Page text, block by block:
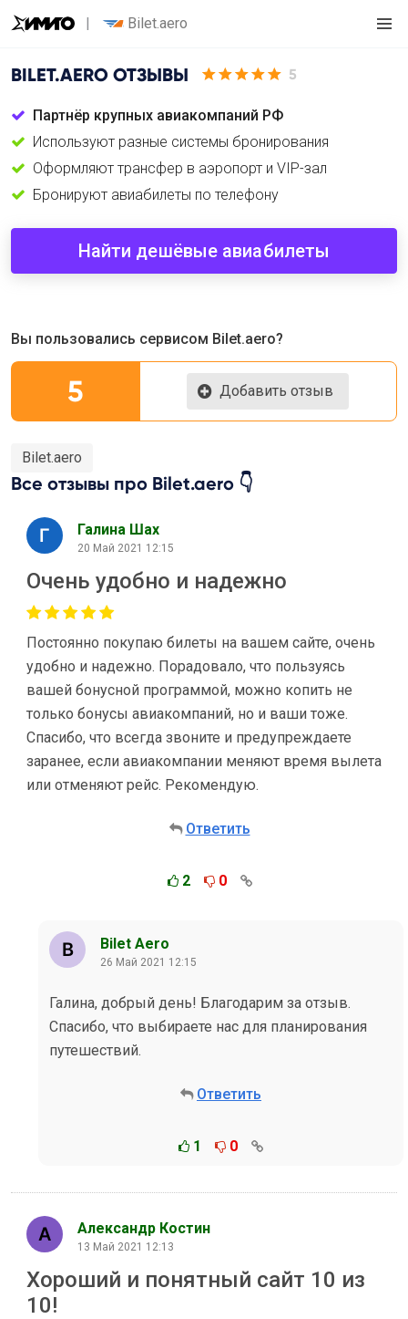
Bilet.aero
BILET.AERO ОТЗЫВЫ 5
Партнёр крупных авиакомпаний РФ
Используют разные системы бронирования
Оформляют трансфер в аэропорт и VIP-зал
Бронируют авиабилеты по телефону
Найти дешёвые авиабилеты
Вы пользовались сервисом Bilet.aero?
5 Добавить отзыв
Bilet.aero
Все отзывы про Bilet.aero 👇
Галина Шах
20 Май 2021 12:15
Очень удобно и надежно
Постоянно покупаю билеты на вашем сайте, очень
удобно и надежно. Порадовало, что пользуясь
вашей бонусной программой, можно копить не
только бонусы авиакомпаний, но и ваши тоже.
Спасибо, что всегда звоните и предупреждаете
заранее, если авиакомпании меняют время вылета
или отменяют рейс. Рекомендую.
Ответить
2 0
Bilet Aero
26 Май 2021 12:15
Галина, добрый день! Благодарим за отзыв.
Спасибо, что выбираете нас для планирования
путешествий.
Ответить
1 0
Александр Костин
13 Май 2021 12:13
Хороший и понятный сайт 10 из
10!